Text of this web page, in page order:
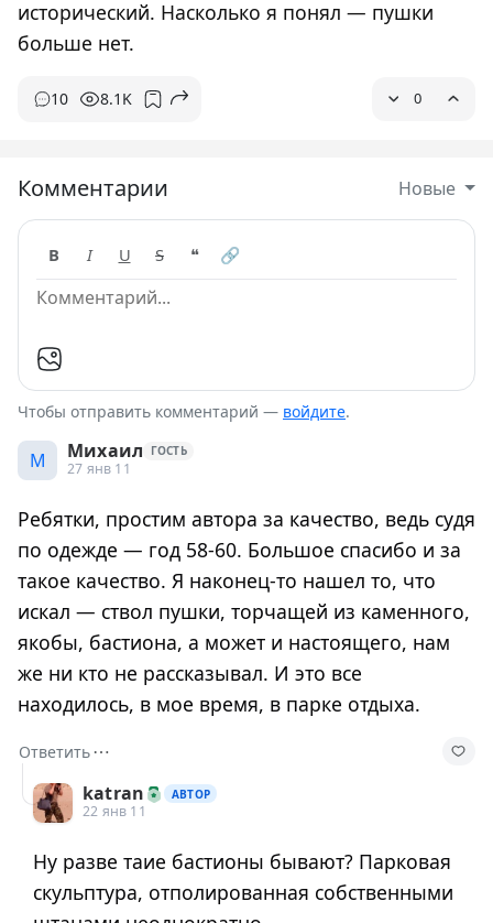
исторический. Насколько я понял — пушки
больше нет.
10 8.1K 0
Комментарии Новые
B I U S ❝ 🔗
Чтобы отправить комментарий — войдите.
М Михаил ГОСТЬ
27 янв 11
Ребятки, простим автора за качество, ведь судя
по одежде — год 58-60. Большое спасибо и за
такое качество. Я наконец-то нашел то, что
искал — ствол пушки, торчащей из каменного,
якобы, бастиона, а может и настоящего, нам
же ни кто не рассказывал. И это все
находилось, в мое время, в парке отдыха.
Ответить⋯
katran
АВТОР
22 янв 11
Ну разве таие бастионы бывают? Парковая
скульптура, отполированная собственными